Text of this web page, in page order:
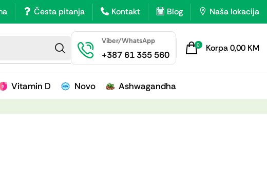
Česta pitanja Kontakt Blog Naša lokacija
Viber/WhatsApp
+387 61 355 560
0 Korpa0,00 KM
Vitamin D Novo Ashwagandha